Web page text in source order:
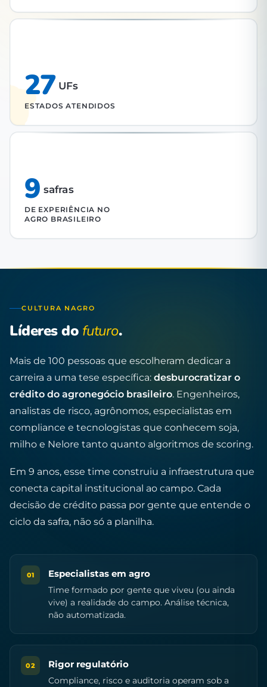
27 UFs
ESTADOS ATENDIDOS
9 safras
DE EXPERIÊNCIA NO
AGRO BRASILEIRO
CULTURA NAGRO
Líderes do futuro.
Mais de 100 pessoas que escolheram dedicar a
carreira a uma tese específica: desburocratizar o
crédito do agronegócio brasileiro. Engenheiros,
analistas de risco, agrônomos, especialistas em
compliance e tecnologistas que conhecem soja,
milho e Nelore tanto quanto algoritmos de scoring.
Em 9 anos, esse time construiu a infraestrutura que
conecta capital institucional ao campo. Cada
decisão de crédito passa por gente que entende o
ciclo da safra, não só a planilha.
01 Especialistas em agro
Time formado por gente que viveu (ou ainda
vive) a realidade do campo. Análise técnica,
não automatizada.
02 Rigor regulatório
Compliance, risco e auditoria operam sob a